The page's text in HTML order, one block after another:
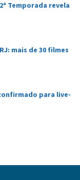
Temporada revela
mais de 30 filmes
para live-